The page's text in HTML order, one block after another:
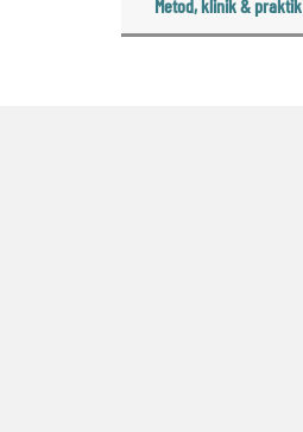
Metod, klinik & praktik